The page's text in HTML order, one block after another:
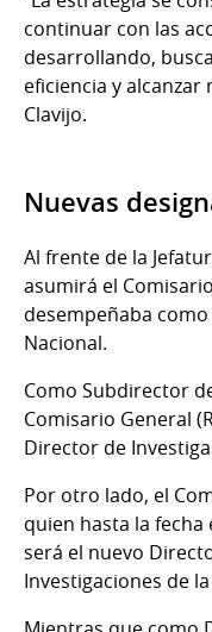
continuar con las
desarrollando,
eficiencia y
Clavijo.
Nuevas
Al frente de la
asumirá el
desempeñaba
Nacional.
Como Subdirector
Comisario General
Director de
Por otro lado, el
quien hasta la fecha
será el nuevo
Investigaciones de